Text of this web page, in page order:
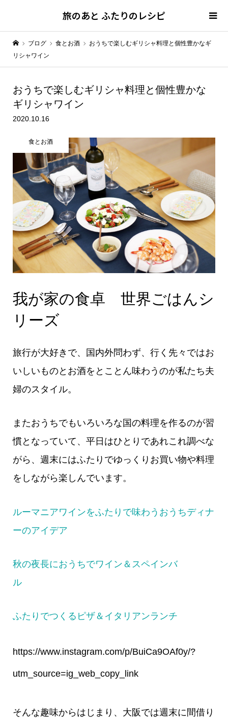
旅のあと ふたりのレシピ
ブログ 食とお酒
おうちで楽しむギリシャ料理と個性豊かなギ
リシャワイン
おうちで楽しむギリシャ料理と個性豊かな
ギリシャワイン
2020.10.16
食とお酒
我が家の食卓 世界ごはんシ
リーズ
旅行が大好きで、国内外問わず、行く先々ではお
いしいものとお酒をとことん味わうのが私たち夫
婦のスタイル。
またおうちでもいろいろな国の料理を作るのが習
慣となっていて、平日はひとりであれこれ調べな
がら、週末にはふたりでゆっくりお買い物や料理
をしながら楽しんでいます。
ルーマニアワインをふたりで味わうおうちディナ
ーのアイデア
秋の夜長におうちでワイン＆スペインバ
ル
ふたりでつくるピザ＆イタリアンランチ
https://www.instagram.com/p/BuiCa9OAf0y/?
utm_source=ig_web_copy_link
そんな趣味からはじまり、大阪では週末に間借り